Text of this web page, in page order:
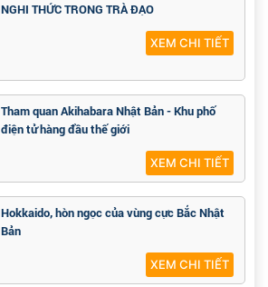
NGHI THỨC TRONG TRÀ ĐẠO
XEM CHI TIẾT
Tham quan Akihabara Nhật Bản - Khu phố
điện tử hàng đầu thế giới
XEM CHI TIẾT
Hokkaido, hòn ngọc của vùng cực Bắc Nhật
Bản
XEM CHI TIẾT